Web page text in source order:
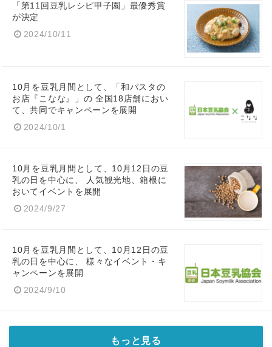
「第11回豆乳レシピ甲子園」最優秀賞
が決定
2024/10/11
10月を豆乳月間として、「和パスタの
お店『こなな』」の 全国18店舗におい
て、共同でキャンペーンを展開
2024/10/1
10月を豆乳月間として、10月12日の豆
乳の日を中心に、 人気観光地、箱根に
おいてイベントを展開
2024/9/27
10月を豆乳月間として、10月12日の豆
乳の日を中心に、 様々なイベント・キ
ャンペーンを展開
2024/9/10
もっと見る
Japanese
English